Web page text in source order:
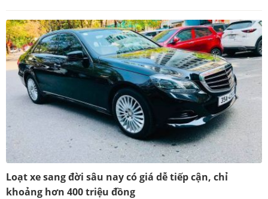
Loạt xe sang đời sâu nay có giá dễ tiếp cận, chỉ
khoảng hơn 400 triệu đồng